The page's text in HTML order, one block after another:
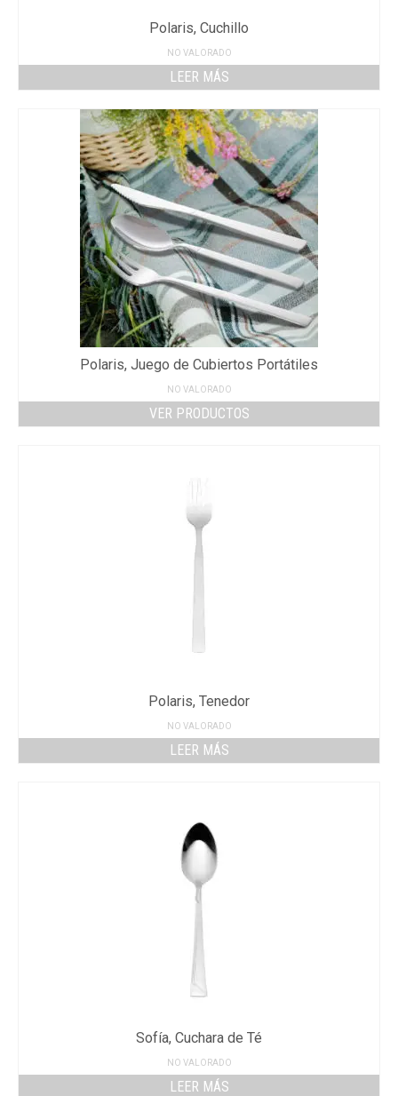
Polaris, Cuchillo
NO VALORADO
LEER MÁS
Polaris, Juego de Cubiertos Portátiles
NO VALORADO
VER PRODUCTOS
Polaris, Tenedor
NO VALORADO
LEER MÁS
Sofía, Cuchara de Té
NO VALORADO
LEER MÁS